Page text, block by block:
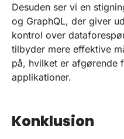
Desuden ser vi en
og GraphQL, der giver
kontrol over
tilbyder mere effektive
på, hvilket er afgørende
applikationer.
Konklusion